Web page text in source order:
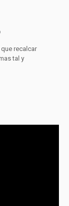
recalcar
tal y